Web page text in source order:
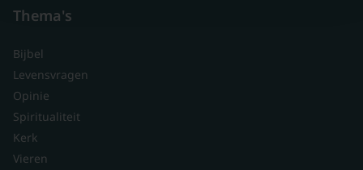
Thema's
Bijbel
Levensvragen
Opinie
Spiritualiteit
Kerk
Vieren